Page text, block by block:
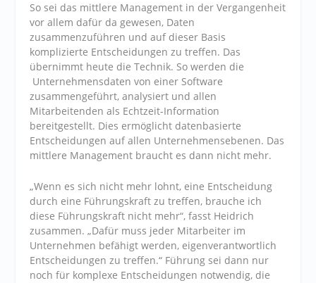
So sei das mittlere Management in der Vergangenheit
vor allem dafür da gewesen, Daten
zusammenzuführen und auf dieser Basis
komplizierte Entscheidungen zu treffen. Das
übernimmt heute die Technik. So werden die
Unternehmensdaten von einer Software
zusammengeführt, analysiert und allen
Mitarbeitenden als Echtzeit-Information
bereitgestellt. Dies ermöglicht datenbasierte
Entscheidungen auf allen Unternehmensebenen. Das
mittlere Management braucht es dann nicht mehr.
„Wenn es sich nicht mehr lohnt, eine Entscheidung
durch eine Führungskraft zu treffen, brauche ich
diese Führungskraft nicht mehr“, fasst Heidrich
zusammen. „Dafür muss jeder Mitarbeiter im
Unternehmen befähigt werden, eigenverantwortlich
Entscheidungen zu treffen.“ Führung sei dann nur
noch für komplexe Entscheidungen notwendig, die